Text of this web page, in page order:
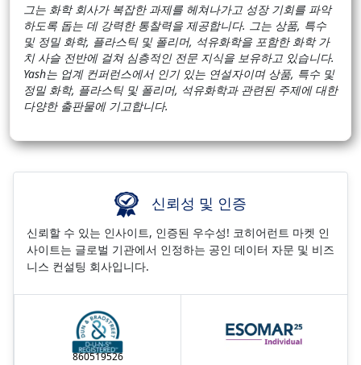
그는 화학 회사가 복잡한 과제를 헤쳐나가고 성장 기회를 파악
하도록 돕는 데 강력한 통찰력을 제공합니다. 그는 상품, 특수
및 정밀 화학, 플라스틱 및 폴리머, 석유화학을 포함한 화학 가
치 사슬 전반에 걸쳐 심층적인 전문 지식을 보유하고 있습니다.
Yash는 업계 컨퍼런스에서 인기 있는 연설자이며 상품, 특수 및
정밀 화학, 플라스틱 및 폴리머, 석유화학과 관련된 주제에 대한
다양한 출판물에 기고합니다.
신뢰성 및 인증
신뢰할 수 있는 인사이트, 인증된 우수성! 코히어런트 마켓 인
사이트는 글로벌 기관에서 인정하는 공인 데이터 자문 및 비즈
니스 컨설팅 회사입니다.
860519526